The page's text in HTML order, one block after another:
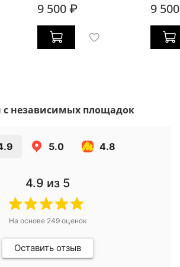
9 500 ₽ 9
независимых площадок
5.0 4.8
4.9 из 5
На основе 249оценок
Оставить отзыв